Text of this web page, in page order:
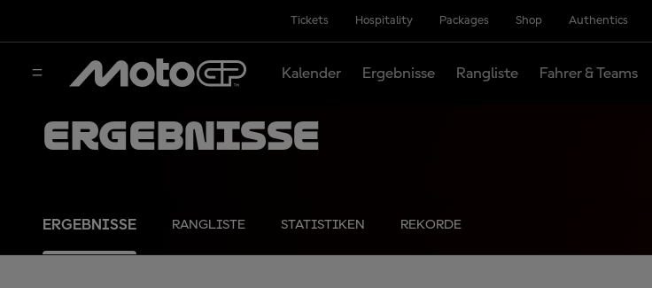
Tickets Hospitality Packages Shop Authentics
Kalender Ergebnisse Rangliste Fahrer & Teams
Ergebnisse
ERGEBNISSE RANGLISTE STATISTIKEN REKORDE